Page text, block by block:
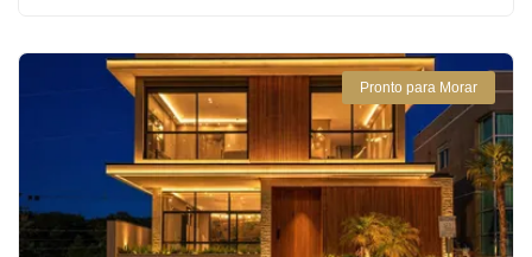
Pronto para Morar